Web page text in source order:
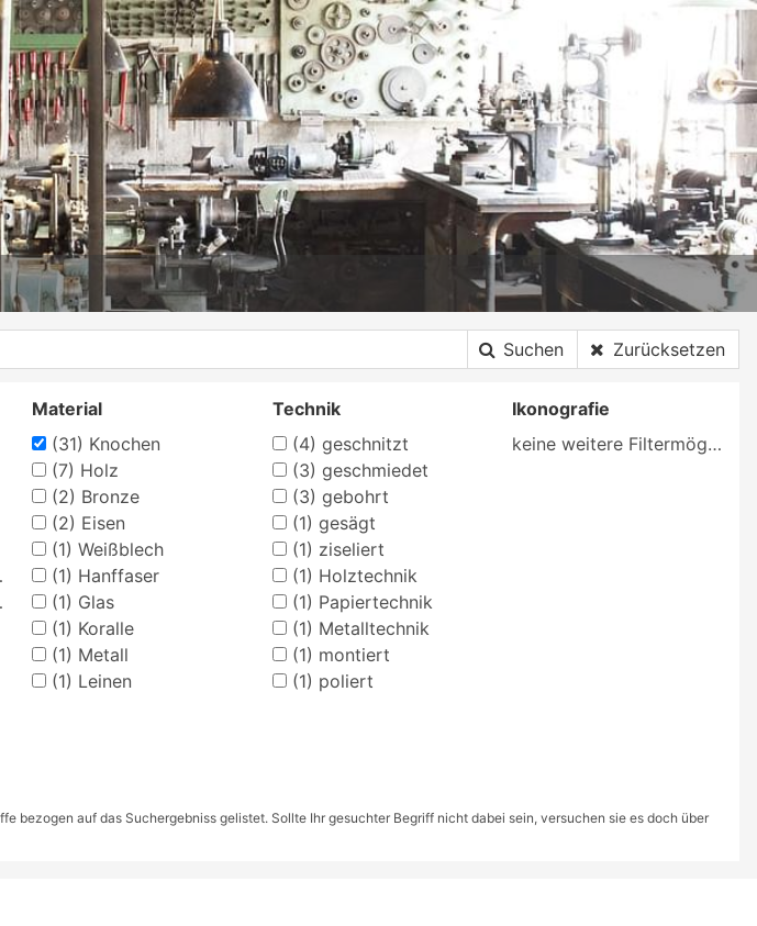
Suchen Zurücksetzen
Material
(31) Knochen
(7) Holz
(2) Bronze
(2) Eisen
(1) Weißblech
(1) Hanffaser
(1) Glas
(1) Koralle
(1) Metall
(1) Leinen
Technik
(4) geschnitzt
(3) geschmiedet
(3) gebohrt
(1) gesägt
(1) ziseliert
(1) Holztechnik
(1) Papiertechnik
(1) Metalltechnik
(1) montiert
(1) poliert
Ikonografie
keine weitere Filtermöglichkeit
bezogen auf das Suchergebniss gelistet. Sollte Ihr gesuchter Begriff nicht dabei sein, versuchen sie es doch über